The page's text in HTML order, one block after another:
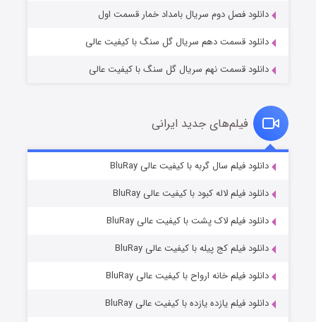
قسمت7 (زیرنویس) منتشر شد
دانلود فصل دوم سریال بامداد خمار قسمت اول
دانلود قسمت دهم سریال گل سنگ با کیفیت عالی
دانلود قسمت نهم سریال گل سنگ با کیفیت عالی
فیلم‌های جدید ایرانی
دانلود فیلم سال گربه با کیفیت عالی BluRay
دانلود فیلم لاله کبود با کیفیت عالی BluRay
دانلود فیلم لاک پشت با کیفیت عالی BluRay
دانلود فیلم کج‌ پیله با کیفیت عالی BluRay
دانلود فیلم خانه ارواح با کیفیت عالی BluRay
دانلود فیلم یازده یازده با کیفیت عالی BluRay